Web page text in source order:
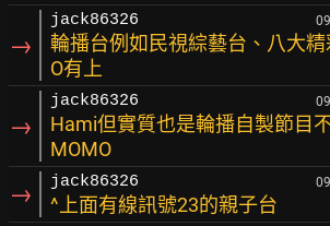
→
jack86326
輪播台例如民視綜藝台、八大
O有上
→
jack86326
Hami但實質也是輪播自製節目
MOMO
→ jack86326
^上面有線訊號23的親子台